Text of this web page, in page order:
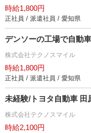
時給1,800円
正社員 / 派遣社員 / 愛知県
デンソーの工場で自動
株式会社テクノスマイル
時給1,800円
正社員 / 派遣社員 / 愛知県
未経験/トヨタ自動車
株式会社テクノスマイル
時給2,100円